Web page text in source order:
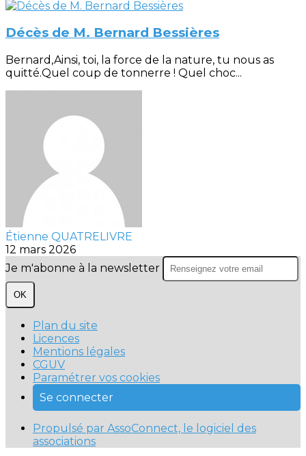
Décès de M. Bernard Bessières
Bernard,Ainsi, toi, la force de la nature, tu nous as
quitté.Quel coup de tonnerre ! Quel choc...
Étienne QUATRELIVRE
12 mars 2026
Je m'abonne à la newsletter
OK
Plan du site
Licences
Mentions légales
CGUV
Paramétrer vos cookies
Se connecter
Propulsé par AssoConnect, le logiciel des
associations